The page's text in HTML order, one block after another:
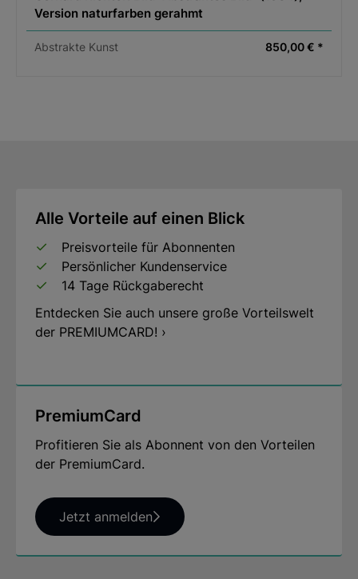
Version naturfarben gerahmt
Abstrakte Kunst 850,00 € *
Alle Vorteile auf einen Blick
Preisvorteile für Abonnenten
Persönlicher Kundenservice
14 Tage Rückgaberecht
Entdecken Sie auch unsere große Vorteilswelt
der PREMIUMCARD! ›
PremiumCard
Profitieren Sie als Abonnent von den Vorteilen
der PremiumCard.
Jetzt anmelden